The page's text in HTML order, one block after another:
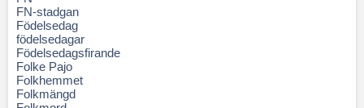
FN-stadgan
Födelsedag
födelsedagar
Födelsedagsfirande
Folke Pajo
Folkhemmet
Folkmängd